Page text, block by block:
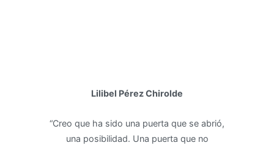
Lilibel Pérez Chirolde
“Creo que ha sido una puerta que se abrió,
una posibilidad. Una puerta que no